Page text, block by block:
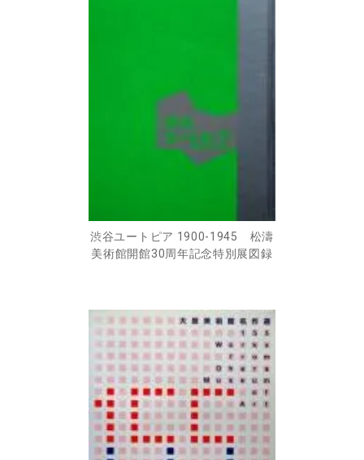
渋谷ユートピア 1900-1945 松濤
美術館開館30周年記念特別展図録